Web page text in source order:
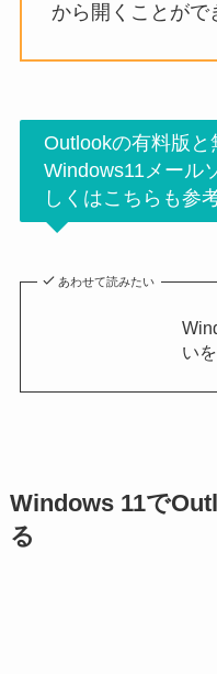
から開くことがで
Outlookの有料版と
Windows11メール
しくはこちらも参
あわせて読みたい
い
Windows 11で
る